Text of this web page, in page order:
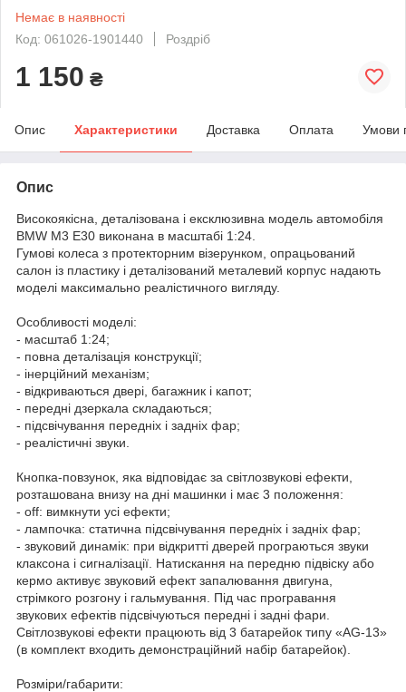
Немає в наявності
Код: 061026-1901440
Роздріб
1 150 ₴
Опис Характеристики Доставка Оплата Умови
Опис
Високоякісна, деталізована і ексклюзивна модель автомобіля
BMW M3 E30 виконана в масштабі 1:24.
Гумові колеса з протекторним візерунком, опрацьований
салон із пластику і деталізований металевий корпус надають
моделі максимально реалістичного вигляду.
Особливості моделі:
- масштаб 1:24;
- повна деталізація конструкції;
- інерційний механізм;
- відкриваються двері, багажник і капот;
- передні дзеркала складаються;
- підсвічування передніх і задніх фар;
- реалістичні звуки.
Кнопка-повзунок, яка відповідає за світлозвукові ефекти,
розташована внизу на дні машинки і має 3 положення:
- off: вимкнути усі ефекти;
- лампочка: статична підсвічування передніх і задніх фар;
- звуковий динамік: при відкритті дверей програються звуки
клаксона і сигналізації. Натискання на передню підвіску або
кермо активує звуковий ефект запалювання двигуна,
стрімкого розгону і гальмування. Під час програвання
звукових ефектів підсвічуються передні і задні фари.
Світлозвукові ефекти працюють від 3 батарейок типу «AG-13»
(в комплект входить демонстраційний набір батарейок).
Розміри/габарити: